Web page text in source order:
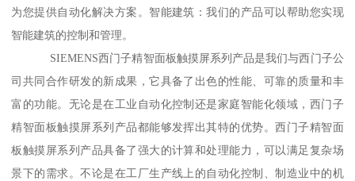
为您提供自动化解决方案。智能建筑：我们的产品可以帮助您实现
智能建筑的控制和管理。
SIEMENS西门子精智面板触摸屏系列产品是我们与西门子公
司共同合作研发的新成果，它具备了出色的性能、可靠的质量和丰
富的功能。无论是在工业自动化控制还是家庭智能化领域，西门子
精智面板触摸屏系列产品都能够发挥出其特的优势。西门子精智面
板触摸屏系列产品具备了强大的计算和处理能力，可以满足复杂场
景下的需求。不论是在工厂生产线上的自动化控制、制造业中的机